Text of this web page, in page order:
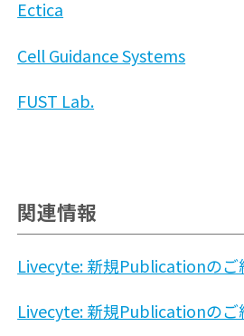
Ectica
Cell Guidance Systems
FUST Lab.
関連情報
Livecyte: 新規Publicationのご
Livecyte: 新規Publicationのご